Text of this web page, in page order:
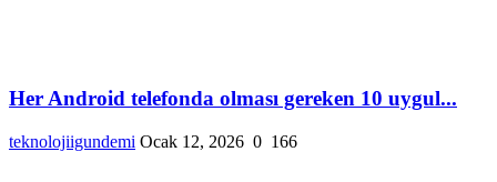
Her Android telefonda olması gereken 10 uygul...
teknolojiigundemi Ocak 12, 2026 0 166